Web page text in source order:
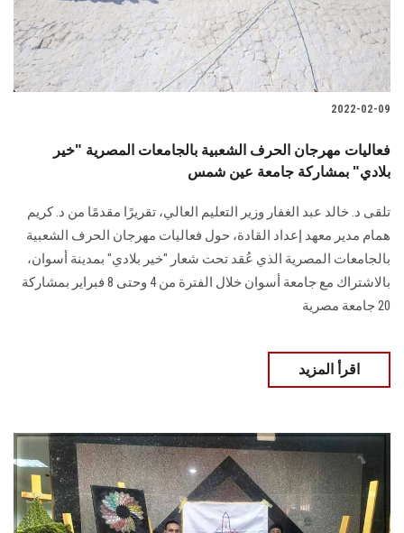
هيئة التدريس
الدراسات العليا
الزائـرون
سجل الان
2022-02-09
فعاليات مهرجان الحرف الشعبية بالجامعات المصرية "خير
بلادي" بمشاركة جامعة عين شمس
تلقى د. خالد عبد الغفار وزير التعليم العالي، تقريرًا مقدمًا من د. كريم
همام مدير معهد إعداد القادة، حول فعاليات مهرجان الحرف الشعبية
بالجامعات المصرية الذي عُقد تحت شعار "خير بلادي" بمدينة أسوان،
بالاشتراك مع جامعة أسوان خلال الفترة من 4 وحتى 8 فبراير بمشاركة
20 جامعة مصرية
اقرأ المزيد